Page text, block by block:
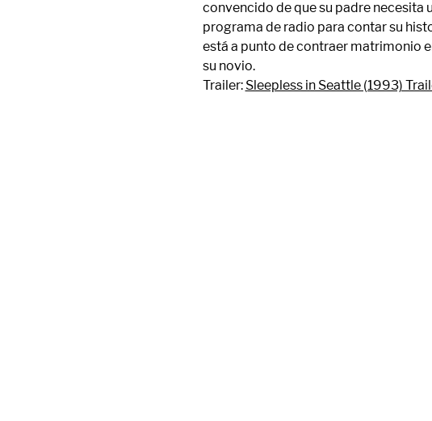
convencido de que su padre necesita
programa de radio para contar su
está a punto de contraer matrimonio
su novio.
Trailer: Sleepless in Seattle (1993)